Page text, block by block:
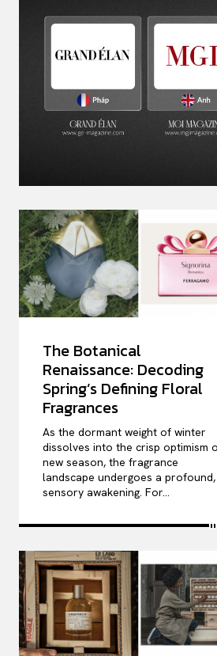
The Botanical
Renaissance: Decoding
Spring’s Defining Floral
Fragrances
As the dormant weight of winter
dissolves into the crisp optimism
new season, the fragrance
landscape undergoes a profound,
sensory awakening. For...